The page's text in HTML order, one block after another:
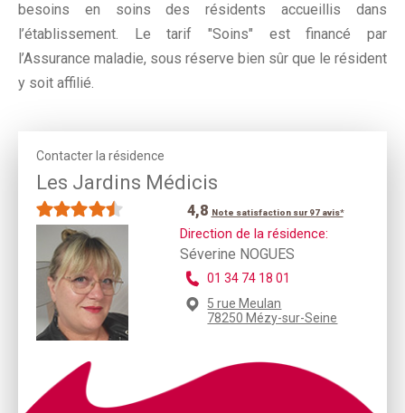
besoins en soins des résidents accueillis dans
l’établissement. Le tarif "Soins" est financé par
l’Assurance maladie, sous réserve bien sûr que le résident
y soit affilié.
Contacter la résidence
Les Jardins Médicis
4,8 Note satisfaction sur 97 avis*
Direction de la résidence:
Séverine NOGUES
01 34 74 18 01
5 rue Meulan
78250 Mézy-sur-Seine